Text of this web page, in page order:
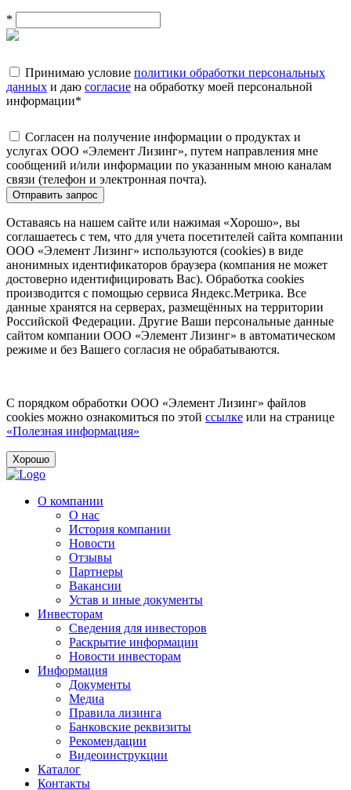
*
Принимаю условие политики обработки персональных
данных и даю согласие на обработку моей персональной
информации*
Согласен на получение информации о продуктах и
услугах ООО «Элемент Лизинг», путем направления мне
сообщений и/или информации по указанным мною каналам
связи (телефон и электронная почта).
Отправить запрос
Оставаясь на нашем сайте или нажимая «Хорошо», вы
соглашаетесь с тем, что для учета посетителей сайта компании
ООО «Элемент Лизинг» используются (cookies) в виде
анонимных идентификаторов браузера (компания не может
достоверно идентифицировать Вас). Обработка cookies
производится с помощью сервиса Яндекс.Метрика. Все
данные хранятся на серверах, размещённых на территории
Российской Федерации. Другие Ваши персональные данные
сайтом компании ООО «Элемент Лизинг» в автоматическом
режиме и без Вашего согласия не обрабатываются.
С порядком обработки ООО «Элемент Лизинг» файлов
cookies можно ознакомиться по этой ссылке или на странице
«Полезная информация»
Хорошо
О компании
О нас
История компании
Новости
Отзывы
Партнеры
Вакансии
Устав и иные документы
Инвесторам
Сведения для инвесторов
Раскрытие информации
Новости инвесторам
Информация
Документы
Медиа
Правила лизинга
Банковские реквизиты
Рекомендации
Видеоинструкции
Каталог
Контакты